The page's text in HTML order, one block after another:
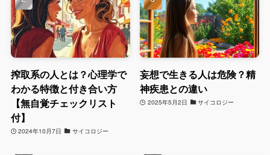
搾取系の人とは？心理学で
わかる特徴と付き合い方
【無自覚チェックリスト
付】
2024年10月7日 サイコロジー
妄想で生きる人は危険？精
神疾患との違い
2025年5月2日 サイコロジー